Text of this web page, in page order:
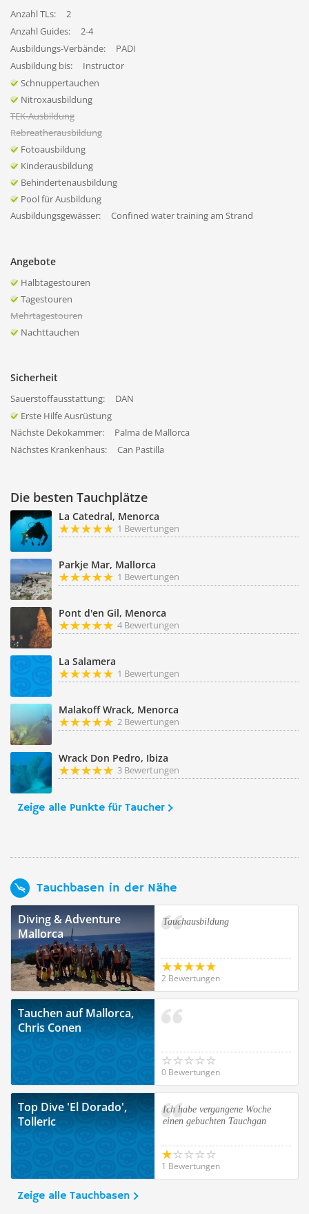
Anzahl TLs:
2
Anzahl Guides:
2-4
Ausbildungs-Verbände:
PADI
Ausbildung bis:
Instructor
Schnuppertauchen
Nitroxausbildung
TEK-Ausbildung
Rebreatherausbildung
Fotoausbildung
Kinderausbildung
Behindertenausbildung
Pool für Ausbildung
Ausbildungsgewässer:
Confined water training am Strand
Angebote
Halbtagestouren
Tagestouren
Mehrtagestouren
Nachttauchen
Sicherheit
Sauerstoffausstattung:
DAN
Erste Hilfe Ausrüstung
Nächste Dekokammer:
Palma de Mallorca
Nächstes Krankenhaus:
Can Pastilla
Die besten Tauchplätze
La Catedral, Menorca
1 Bewertungen
Parkje Mar, Mallorca
1 Bewertungen
Pont d'en Gil, Menorca
4 Bewertungen
La Salamera
1 Bewertungen
Malakoff Wrack, Menorca
2 Bewertungen
Wrack Don Pedro, Ibiza
3 Bewertungen
Zeige alle Punkte für Taucher
Tauchbasen in der Nähe
Diving & Adventure
Mallorca
Tauchausbildung
2 Bewertungen
Tauchen auf Mallorca,
Chris Conen
0 Bewertungen
Top Dive 'El Dorado',
Tolleric
Ich habe vergangene Woche
einen gebuchten Tauchgan
1 Bewertungen
Zeige alle Tauchbasen